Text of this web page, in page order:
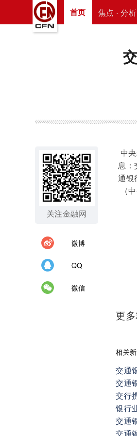
首页 焦点 · 分析
关注金融网
微博
QQ
微信
中
息：
通银
（
更
相关
交通
交通
交行
银行
交通
交通